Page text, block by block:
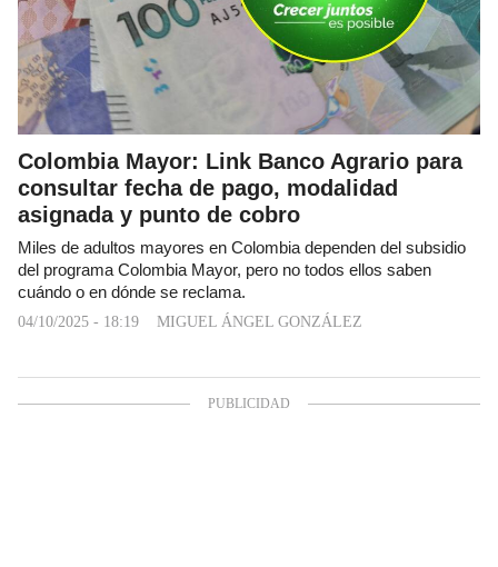
Colombia Mayor: Link Banco Agrario para
consultar fecha de pago, modalidad
asignada y punto de cobro
Miles de adultos mayores en Colombia dependen del subsidio
del programa Colombia Mayor, pero no todos ellos saben
cuándo o en dónde se reclama.
04/10/2025 - 18:19 MIGUEL ÁNGEL GONZÁLEZ